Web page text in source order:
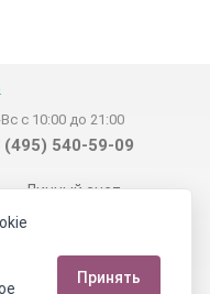
с 10:00 до 21:00
(495) 540-59-09
Личный счет
Наши магазины
Статьи
СОУТ Телеграм
Принять